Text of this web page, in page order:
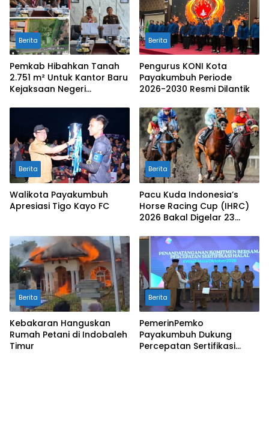
Berita
Pemkab Hibahkan Tanah
2.751 m² Untuk Kantor Baru
Kejaksaan Negeri
Berita
Pengurus KONI Kota
Payakumbuh Periode
2026-2030 Resmi Dilantik
Berita
Walikota Payakumbuh
Apresiasi Tigo Kayo FC
Berita
Pacu Kuda Indonesia’s
Horse Racing Cup (IHRC)
2026 Bakal Digelar 23
Berita
Kebakaran Hanguskan
Rumah Petani di Indobaleh
Timur
Berita
PemerinPemko
Payakumbuh Dukung
Percepatan Sertifikasi